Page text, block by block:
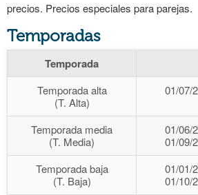
precios. Precios especiales para parejas.
Temporadas
Temporada
Temporada alta
(T. Alta)
01/07/
Temporada media
(T. Media)
01/06/
01/09/
Temporada baja
(T. Baja)
01/01/
01/10/